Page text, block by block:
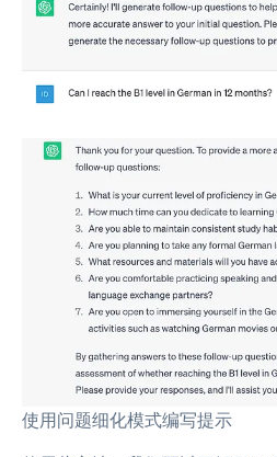
使用问题细化模式编写提示